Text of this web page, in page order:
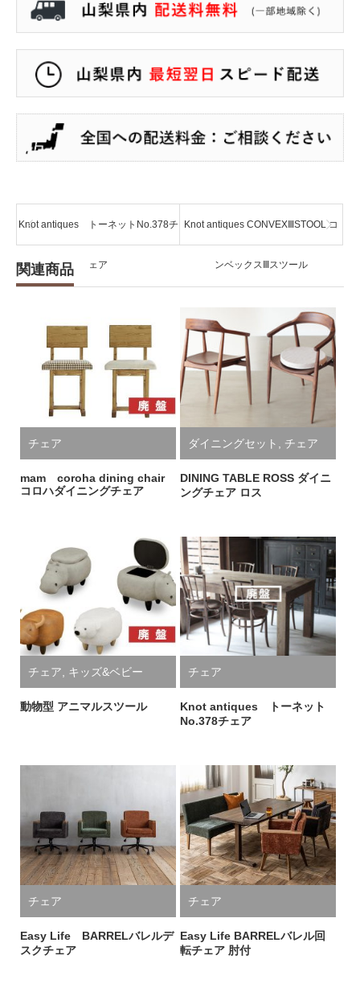
Knot antiques トーネットNo.378チ
ェア
Knot antiques CONVEXⅢSTOOL コ
ンベックスⅢスツール
関連商品
チェア
mam coroha dining chair
コロハダイニングチェア
ダイニングセット チェア
DINING TABLE ROSS ダイニ
ングチェア ロス
チェア キッズ&ベビー
動物型 アニマルスツール
チェア
Knot antiques トーネット
No.378チェア
チェア
Easy Life BARRELバレルデ
スクチェア
チェア
Easy Life BARRELバレル回
転チェア 肘付